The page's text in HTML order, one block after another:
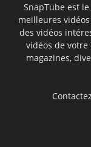
SnapTube est
meilleures
des vidéos
vidéos de votre
magazines,